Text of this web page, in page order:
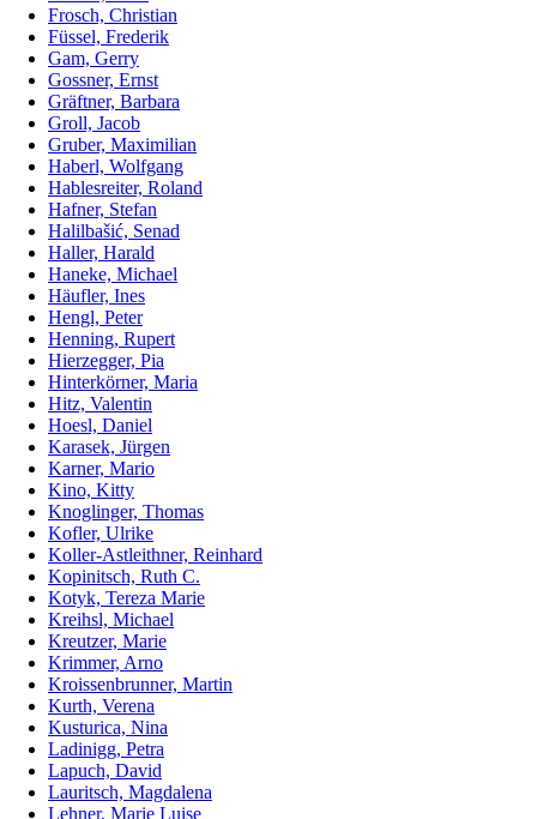
Frosch, Christian
Füssel, Frederik
Gam, Gerry
Gossner, Ernst
Gräftner, Barbara
Groll, Jacob
Gruber, Maximilian
Haberl, Wolfgang
Hablesreiter, Roland
Hafner, Stefan
Halilbašić, Senad
Haller, Harald
Haneke, Michael
Häufler, Ines
Hengl, Peter
Henning, Rupert
Hierzegger, Pia
Hinterkörner, Maria
Hitz, Valentin
Hoesl, Daniel
Karasek, Jürgen
Karner, Mario
Kino, Kitty
Knoglinger, Thomas
Kofler, Ulrike
Koller-Astleithner, Reinhard
Kopinitsch, Ruth C.
Kotyk, Tereza Marie
Kreihsl, Michael
Kreutzer, Marie
Krimmer, Arno
Kroissenbrunner, Martin
Kurth, Verena
Kusturica, Nina
Ladinigg, Petra
Lapuch, David
Lauritsch, Magdalena
Lehner, Marie Luise